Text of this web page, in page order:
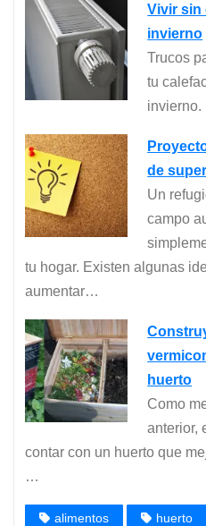
Vivir sin
invierno
Trucos
tu
invierno.
de
Un
campo
tu hogar. Existen algunas
aumentar…
huerto
Como
anterior,
contar con un huerto que
…
alimentos huerto